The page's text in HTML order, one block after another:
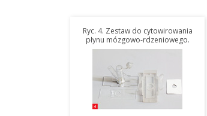
Ryc. 4. Zestaw do cytowirowania
płynu mózgowo-rdzeniowego.